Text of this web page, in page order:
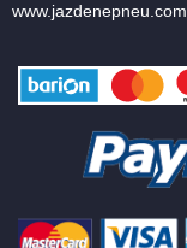
www.jazdenepneu.com